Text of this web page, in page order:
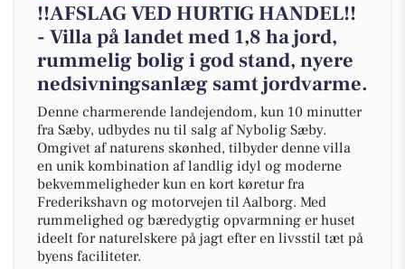
!!AFSLAG VED HURTIG HANDEL!!
- Villa på landet med 1,8 ha jord,
rummelig bolig i god stand, nyere
nedsivningsanlæg samt jordvarme.
Denne charmerende landejendom, kun 10 minutter
fra Sæby, udbydes nu til salg af Nybolig Sæby.
Omgivet af naturens skønhed, tilbyder denne villa
en unik kombination af landlig idyl og moderne
bekvemmeligheder kun en kort køretur fra
Frederikshavn og motorvejen til Aalborg. Med
rummelighed og bæredygtig opvarmning er huset
ideelt for naturelskere på jagt efter en livsstil tæt på
byens faciliteter.